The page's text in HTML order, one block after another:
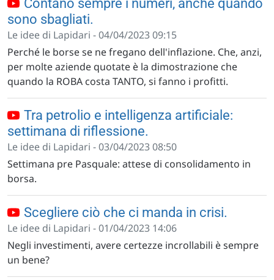
Contano sempre i numeri, anche quando
sono sbagliati.
Le idee di Lapidari - 04/04/2023 09:15
Perché le borse se ne fregano dell'inflazione. Che, anzi,
per molte aziende quotate è la dimostrazione che
quando la ROBA costa TANTO, si fanno i profitti.
Tra petrolio e intelligenza artificiale:
settimana di riflessione.
Le idee di Lapidari - 03/04/2023 08:50
Settimana pre Pasquale: attese di consolidamento in
borsa.
Scegliere ciò che ci manda in crisi.
Le idee di Lapidari - 01/04/2023 14:06
Negli investimenti, avere certezze incrollabili è sempre
un bene?